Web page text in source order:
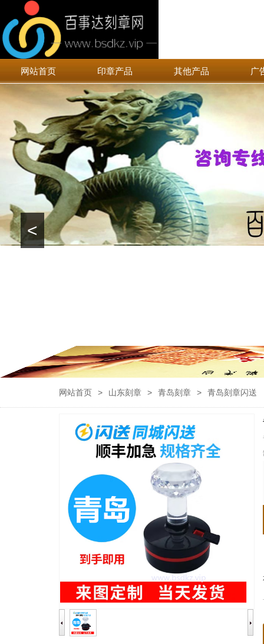
网站首页 印章产品 其他产品 广
<
网站首页 > 山东刻章 > 青岛刻章 > 青岛刻章闪送